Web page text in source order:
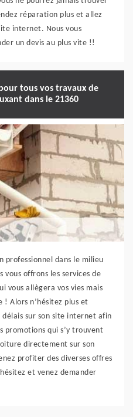
réparation plus et allez
internet. Nous vous
un devis au plus vite !!
tous vos travaux de
dans le 21360
professionnel dans le milieu
vous offrons les services de
vous allègera vos vies mais
Alors n’hésitez plus et
délais sur son site internet afin
promotions qui s’y trouvent
directement sur son
profiter des diverses offres
et venez demander